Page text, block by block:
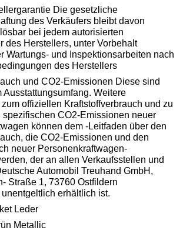
Die gesetzliche
des Verkäufers bleibt davon
bei jedem autorisierten
des Herstellers, unter Vorbehalt
Wartungs- und Inspektionsarbeiten nach
des Herstellers
und CO2-Emissionen Diese sind
Ausstattungsumfang. Weitere
zum offiziellen Kraftstoffverbrauch und zu
CO2-Emissionen neuer
können dem -Leitfaden über den
die CO2-Emissionen und den
neuer Personenkraftwagen-
der an allen Verkaufsstellen und
Automobil Treuhand GmbH,
Straße 1, 73760 Ostfildern
erhältlich ist.
Leder
Metallic